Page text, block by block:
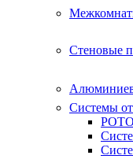
Стеновые
Системы
РОТО